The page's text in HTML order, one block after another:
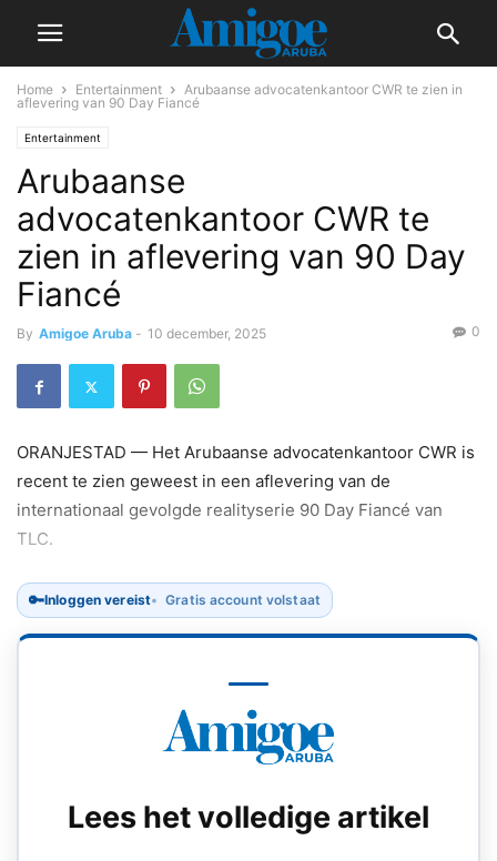
Home Entertainment
Arubaanse advocatenkantoor CWR te zien in
aflevering van 90 Day Fiancé
Entertainment
Arubaanse
advocatenkantoor CWR te
zien in aflevering van 90 Day
Fiancé
By Amigoe Aruba - 10 december, 2025 0
ORANJESTAD — Het Arubaanse advocatenkantoor CWR is
recent te zien geweest in een aflevering van de
internationaal gevolgde realityserie 90 Day Fiancé van
TLC.
🔑Inloggen vereist Gratis account volstaat
Lees het volledige artikel